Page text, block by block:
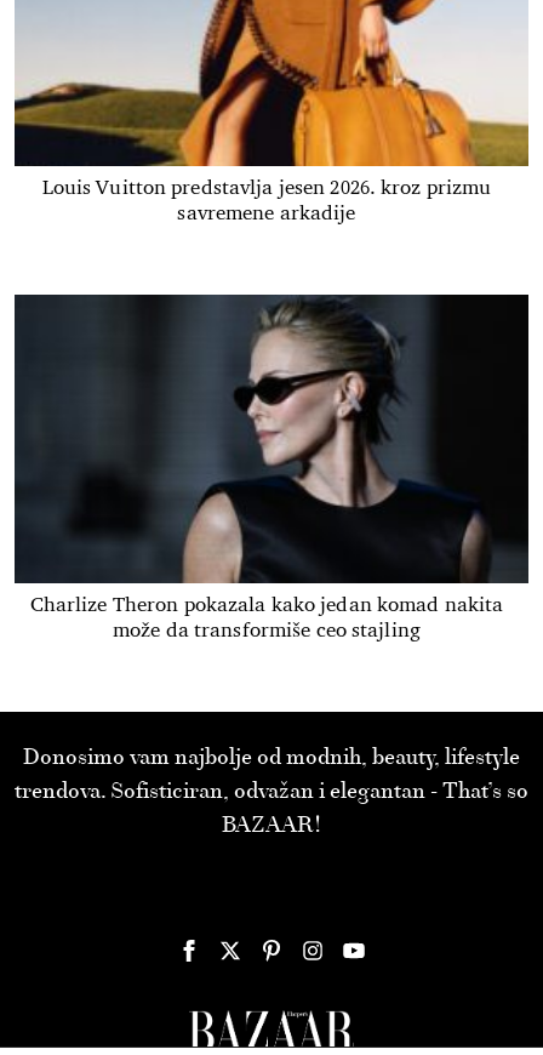
Louis Vuitton predstavlja jesen 2026. kroz prizmu
savremene arkadije
Charlize Theron pokazala kako jedan komad nakita
može da transformiše ceo stajling
Donosimo vam najbolje od modnih, beauty, lifestyle
trendova. Sofisticiran, odvažan i elegantan - That’s so
BAZAAR!